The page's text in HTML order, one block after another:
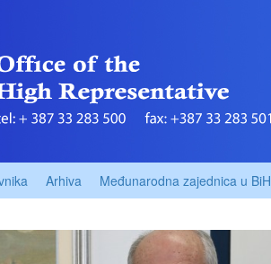
Arhiva Međunarodna zajednica u BiH